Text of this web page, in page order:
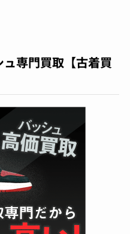
専門買取【古着買